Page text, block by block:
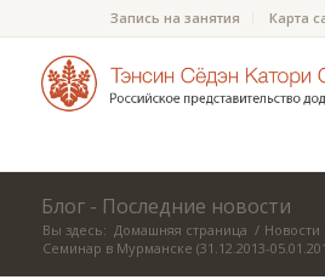
Запись на занятия Карта
Блог - Последние новости
Вы здесь: Домашняя страница / Новости
Семинар в Мурманске (31.12.2013-